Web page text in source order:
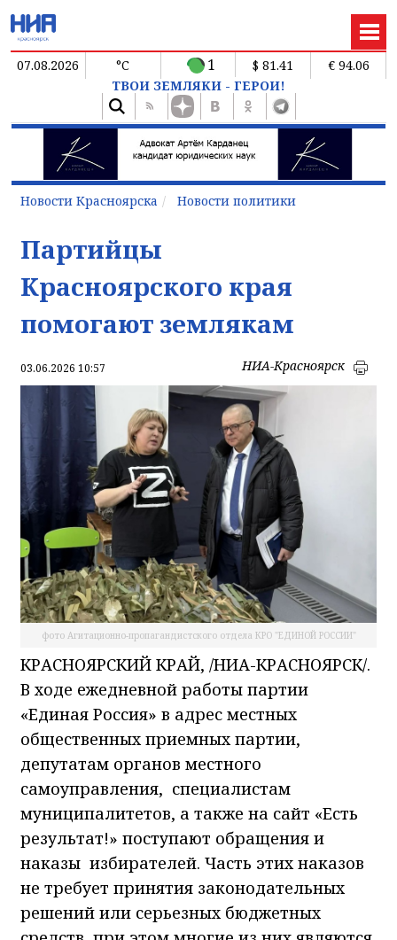
07.08.2026 °C 1 $ 81.41
€ 94.06
ТВОИ ЗЕМЛЯКИ - ГЕРОИ!
Новости Красноярска Новости политики
Партийцы
Красноярского края
помогают землякам
03.06.2026 10:57 НИА-Красноярск
фото Агитационно-пропагандистского отдела КРО "ЕДИНОЙ РОССИИ"
КРАСНОЯРСКИЙ КРАЙ, /НИА-КРАСНОЯРСК/.
В ходе ежедневной работы партии
«Единая Россия» в адрес местных
общественных приемных партии,
депутатам органов местного
самоуправления, специалистам
муниципалитетов, а также на сайт «Есть
результат!» поступают обращения и
наказы избирателей. Часть этих наказов
не требует принятия законодательных
решений или серьезных бюджетных